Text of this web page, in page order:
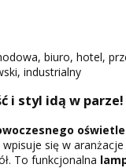
biuro, hotel,
industrialny
i styl idą w parze!
się w
To funkcjonalna